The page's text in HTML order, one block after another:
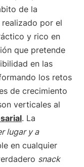
de la
realizado por el
y rico en
que pretende
en las
los retos
de crecimiento
verticales al
. La
lugar y a
en cualquier
snack